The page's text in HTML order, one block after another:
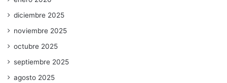
diciembre 2025
noviembre 2025
octubre 2025
septiembre 2025
agosto 2025